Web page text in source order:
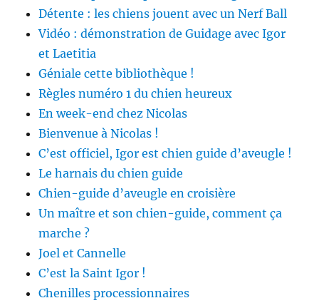
Détente : les chiens jouent avec un Nerf Ball
Vidéo : démonstration de Guidage avec Igor
et Laetitia
Géniale cette bibliothèque !
Règles numéro 1 du chien heureux
En week-end chez Nicolas
Bienvenue à Nicolas !
C’est officiel, Igor est chien guide d’aveugle !
Le harnais du chien guide
Chien-guide d’aveugle en croisière
Un maître et son chien-guide, comment ça
marche ?
Joel et Cannelle
C’est la Saint Igor !
Chenilles processionnaires